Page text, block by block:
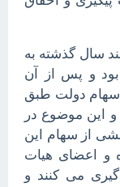
سال گذشته به
بود و پس از آن
سهام دولت طبق
و این موضوع در
از سهام این
و اعضای هیات
می کنند و